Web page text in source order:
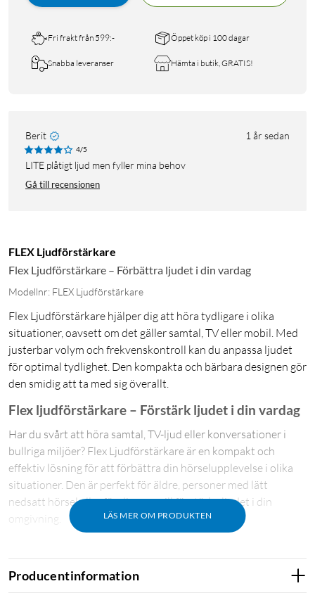
Fri frakt från 599:- Öppet köp i 100 dagar
Snabba leveranser Hämta i butik, GRATIS!
Berit 1 år sedan
4/5
LITE plåtigt ljud men fyller mina behov
Gå till recensionen
FLEX Ljudförstärkare
Flex Ljudförstärkare – Förbättra ljudet i din vardag
Modellnr: FLEX Ljudförstärkare
Flex Ljudförstärkare hjälper dig att höra tydligare i olika
situationer, oavsett om det gäller samtal, TV eller mobil. Med
justerbar volym och frekvenskontroll kan du anpassa ljudet
för optimal tydlighet. Den kompakta och bärbara designen gör
den smidig att ta med sig överallt.
LÄS MER OM PRODUKTEN
Flex ljudförstärkare – Förstärk ljudet i din vardag
Har du svårt att höra samtal, TV-ljud eller konversationer i
bullriga miljöer? Flex Ljudförstärkare är en kompakt och
effektiv lösning för att förbättra din hörselupplevelse i olika
situationer. Den är perfekt för äldre, personer med lätt
nedsatt hörsel eller för dig som vill förstärka ljudet i din
omgivning.
Förstärker ljud för tydligare samtal och bättre
upplevelse
Flex Ljudförstärkare är utformad för att göra ljud tydligare och
Producentinformation